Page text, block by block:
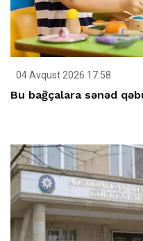
04 Avqust 2026 17:58
Bu bağçalara sənəd